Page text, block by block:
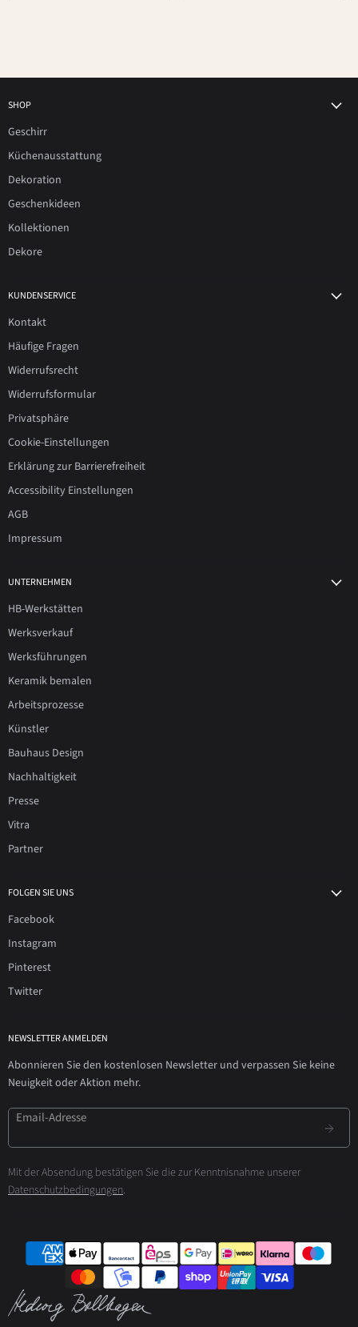
SHOP
Geschirr
Küchenausstattung
Dekoration
Geschenkideen
Kollektionen
Dekore
KUNDENSERVICE
Kontakt
Häufige Fragen
Widerrufsrecht
Widerrufsformular
Privatsphäre
Cookie-Einstellungen
Erklärung zur Barrierefreiheit
Accessibility Einstellungen
AGB
Impressum
UNTERNEHMEN
HB-Werkstätten
Werksverkauf
Werksführungen
Keramik bemalen
Arbeitsprozesse
Künstler
Bauhaus Design
Nachhaltigkeit
Presse
Vitra
Partner
FOLGEN SIE UNS
Facebook
Instagram
Pinterest
Twitter
NEWSLETTER ANMELDEN
Abonnieren Sie den kostenlosen Newsletter und verpassen Sie keine
Neuigkeit oder Aktion mehr.
Email-Adresse
Mit der Absendung bestätigen Sie die zur Kenntnisnahme unserer
Datenschutzbedingungen.